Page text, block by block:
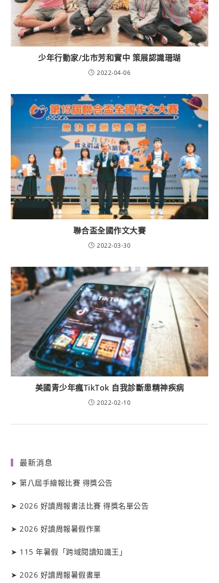
少年行動家/北市芳和實中 策展認識珊瑚
2022-04-06
聯合盃全國作文大賽
2022-03-30
美國青少年瘋TikTok 自我診斷患精神疾病
2022-02-10
最新消息
➤第八屆手繪報比賽 得獎公告
➤ 2026 好讀周報書法比賽 得獎名單公告
➤ 2026 好讀周報暑假作業
➤ 115 年暑假「跨域閱讀知識王」
➤ 2026 好讀周報暑假書單